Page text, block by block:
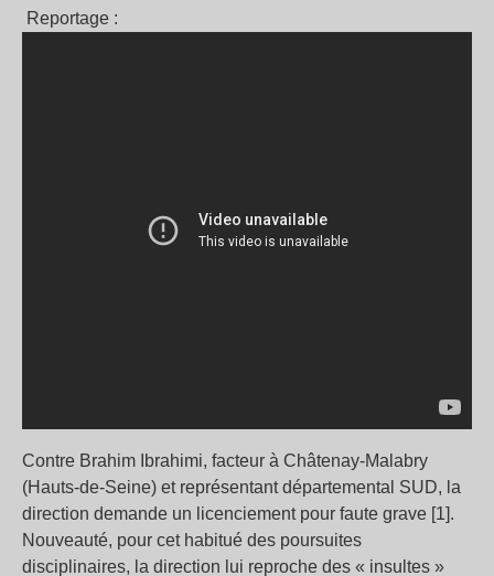
Reportage :
Contre Brahim Ibrahimi, facteur à Châtenay-Malabry
(Hauts-de-Seine) et représentant départemental SUD, la
direction demande un licenciement pour faute grave [1].
Nouveauté, pour cet habitué des poursuites
disciplinaires, la direction lui reproche des « insultes »